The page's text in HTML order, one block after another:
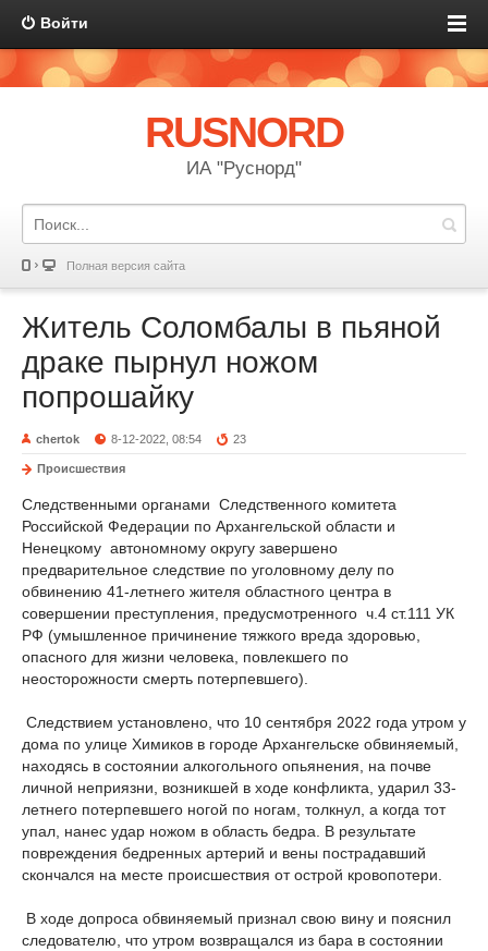
Войти
RUSNORD
ИА "Руснорд"
Полная версия сайта
Житель Соломбалы в пьяной
драке пырнул ножом
попрошайку
chertok 8-12-2022, 08:54 23
Происшествия
Следственными органами Следственного комитета
Российской Федерации по Архангельской области и
Ненецкому автономному округу завершено
предварительное следствие по уголовному делу по
обвинению 41-летнего жителя областного центра в
совершении преступления, предусмотренного ч.4 ст.111 УК
РФ (умышленное причинение тяжкого вреда здоровью,
опасного для жизни человека, повлекшего по
неосторожности смерть потерпевшего).
Следствием установлено, что 10 сентября 2022 года утром у
дома по улице Химиков в городе Архангельске обвиняемый,
находясь в состоянии алкогольного опьянения, на почве
личной неприязни, возникшей в ходе конфликта, ударил 33-
летнего потерпевшего ногой по ногам, толкнул, а когда тот
упал, нанес удар ножом в область бедра. В результате
повреждения бедренных артерий и вены пострадавший
скончался на месте происшествия от острой кровопотери.
В ходе допроса обвиняемый признал свою вину и пояснил
следователю, что утром возвращался из бара в состоянии